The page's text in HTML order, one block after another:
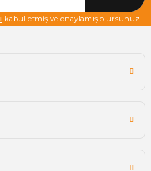
kabul etmiş ve onaylamış olursunuz.